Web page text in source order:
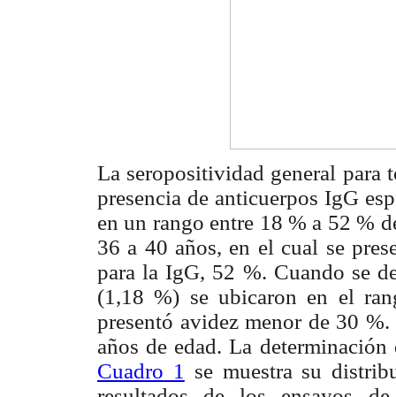
La seropositividad general para
presencia de anticuerpos IgG
en un rango entre 18 % a 52 %
36 a 40 años, en el cual se
para la IgG, 52 %. Cuando se
(1,18 %) se ubicaron en el
presentó avidez menor de 30
años de edad. La
Cuadro 1
se muestra su